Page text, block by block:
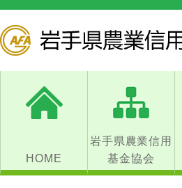
HOME
岩手県農業信用
基金協会